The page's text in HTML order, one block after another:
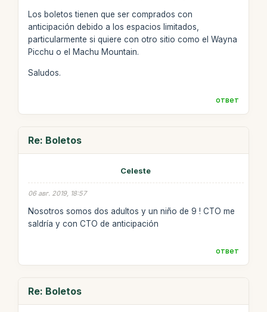
Los boletos tienen que ser comprados con
anticipación debido a los espacios limitados,
particularmente si quiere con otro sitio como el Wayna
Picchu o el Machu Mountain.
Saludos.
ответ
Re: Boletos
Celeste
06 авг. 2019, 18:57
Nosotros somos dos adultos y un niño de 9 ! CTO me
saldría y con CTO de anticipación
ответ
Re: Boletos